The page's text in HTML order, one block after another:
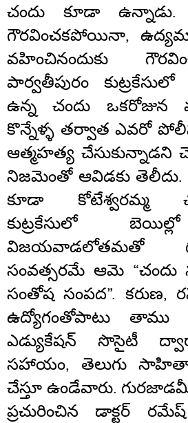
చందు కూడా ఉన్నాడు.
గౌరవించకపోయినా,
వహించినందుకు
పార్వతీపురం
ఉన్న చందు
కొన్నేళ్ళ తర్వాత ఎవరో
ఆత్మహత్య చేసుకున్నాడని
నిజమెంతో ఆవిడకు తెలీదు.
కూడా కోటేశ్వరమ్మ
కుట్రకేసులో
విజయవాడలోతమతో
సంవత్సరమే ఆమె “చందు
సంతోష సంపద”. కరుణ,
ఉద్యోగంతోపాటు తాము
ఎడ్యుకేషన్ సొసైటీ
సహాయం, తెలుగు
చేస్తూ ఉండేవారు.
ప్రచురించిన డాక్టర్